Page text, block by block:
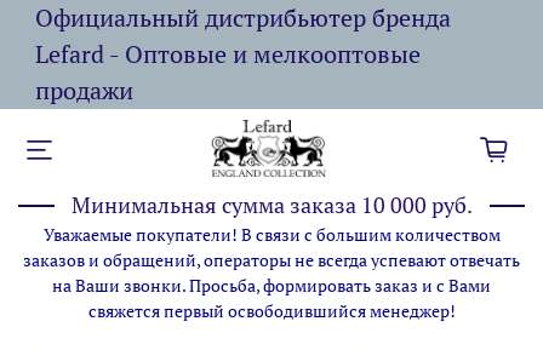
Официальный дистрибьютер бренда
Lefard - Оптовые и мелкооптовые
продажи
Минимальная сумма заказа 10 000 руб.
Уважаемые покупатели! В связи с большим количеством
заказов и обращений, операторы не всегда успевают отвечать
на Ваши звонки. Просьба, формировать заказ и с Вами
свяжется первый освободившийся менеджер!